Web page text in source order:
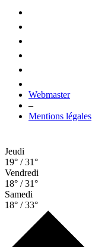
Webmaster
–
Mentions légales
Jeudi
19° / 31°
Vendredi
18° / 31°
Samedi
18° / 33°